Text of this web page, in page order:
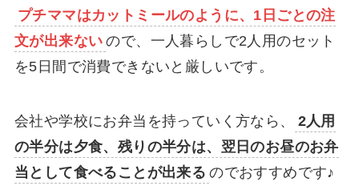
プチママはカットミールのように、1日ごとの注
文が出来ない ので、一人暮らしで2人用のセット
を5日間で消費できないと厳しいです。
会社や学校にお弁当を持っていく方なら、
2人用
の半分は夕食、残りの半分は、翌日のお昼のお弁
当として食べることが出来る のでおすすめです♪